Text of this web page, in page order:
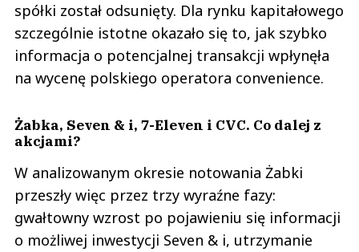
spółki został odsunięty. Dla rynku kapitałowego
szczególnie istotne okazało się to, jak szybko
informacja o potencjalnej transakcji wpłynęła
na wycenę polskiego operatora convenience.
Żabka, Seven & i, 7-Eleven i CVC. Co dalej z
akcjami?
W analizowanym okresie notowania Żabki
przeszły więc przez trzy wyraźne fazy:
gwałtowny wzrost po pojawieniu się informacji
o możliwej inwestycji Seven & i, utrzymanie